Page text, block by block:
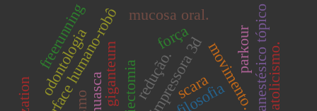
impressora 3d
scara
interface humano-robô redução.
força
movimento.anestésico tópico
odontologia
mucosa oral.
parkour
freerunning
filosofia catolicismo.